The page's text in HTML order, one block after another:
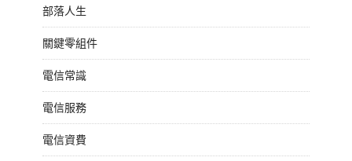
部落人生
關鍵零組件
電信常識
電信服務
電信資費